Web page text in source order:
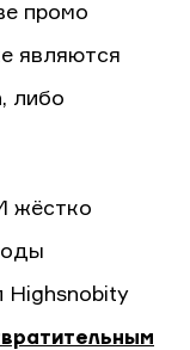
промо
являются
либо
жёстко
Highsnobity